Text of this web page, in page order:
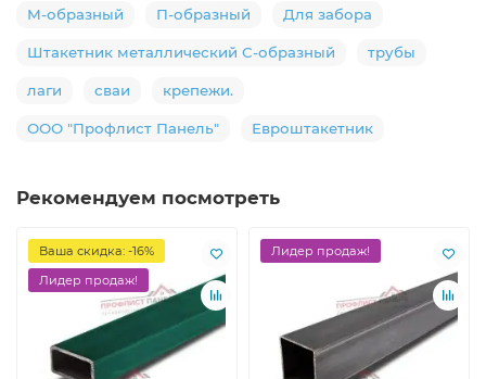
М-образный П-образный Для забора
Штакетник металлический С-образный трубы
лаги сваи крепежи.
ООО "Профлист Панель" Евроштакетник
Рекомендуем посмотреть
Ваша скидка: -16%
Лидер продаж!
Лидер продаж!